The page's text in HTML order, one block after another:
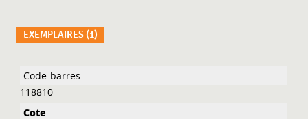
EXEMPLAIRES (1)
Liste des exemplaires
118810